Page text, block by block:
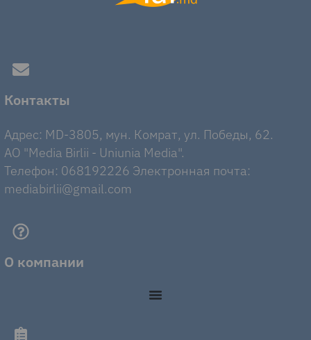
Контакты
Адрес: MD-3805, мун. Комрат, ул. Победы, 62.
AO "Media Birlii - Uniunia Media".
Телефон: 068192226 Электронная почта:
mediabirlii@gmail.com
О компании